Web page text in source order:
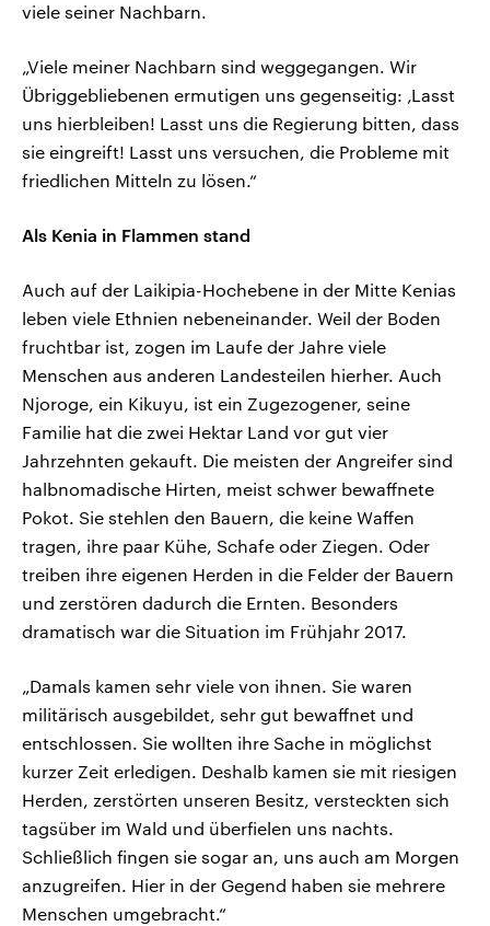
viele seiner Nachbarn.
„Viele meiner Nachbarn sind weggegangen. Wir
Übriggebliebenen ermutigen uns gegenseitig: ‚Lasst
uns hierbleiben! Lasst uns die Regierung bitten, dass
sie eingreift! Lasst uns versuchen, die Probleme mit
friedlichen Mitteln zu lösen.“
Als Kenia in Flammen stand
Auch auf der Laikipia-Hochebene in der Mitte Kenias
leben viele Ethnien nebeneinander. Weil der Boden
fruchtbar ist, zogen im Laufe der Jahre viele
Menschen aus anderen Landesteilen hierher. Auch
Njoroge, ein Kikuyu, ist ein Zugezogener, seine
Familie hat die zwei Hektar Land vor gut vier
Jahrzehnten gekauft. Die meisten der Angreifer sind
halbnomadische Hirten, meist schwer bewaffnete
Pokot. Sie stehlen den Bauern, die keine Waffen
tragen, ihre paar Kühe, Schafe oder Ziegen. Oder
treiben ihre eigenen Herden in die Felder der Bauern
und zerstören dadurch die Ernten. Besonders
dramatisch war die Situation im Frühjahr 2017.
„Damals kamen sehr viele von ihnen. Sie waren
militärisch ausgebildet, sehr gut bewaffnet und
entschlossen. Sie wollten ihre Sache in möglichst
kurzer Zeit erledigen. Deshalb kamen sie mit riesigen
Herden, zerstörten unseren Besitz, versteckten sich
tagsüber im Wald und überfielen uns nachts.
Schließlich fingen sie sogar an, uns auch am Morgen
anzugreifen. Hier in der Gegend haben sie mehrere
Menschen umgebracht.“